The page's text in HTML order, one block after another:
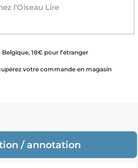
l'Oiseau Lire
18€ pour l’étranger
votre commande en magasin
/ annotation